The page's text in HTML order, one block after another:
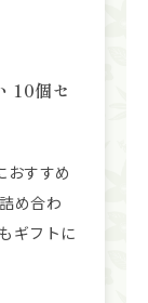
10個セ
おすすめ
め合わ
ギフトに